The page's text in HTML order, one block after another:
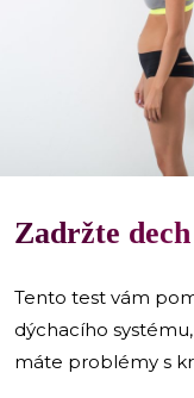
Zadržte dech
Tento test vám
dýchacího
máte problémy s